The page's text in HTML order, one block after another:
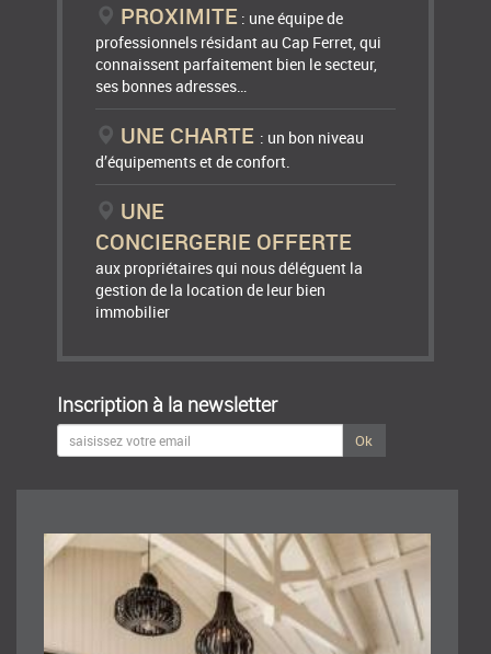
PROXIMITE : une équipe de
professionnels résidant au Cap Ferret, qui
connaissent parfaitement bien le secteur,
ses bonnes adresses…
UNE CHARTE : un bon niveau
d’équipements et de confort.
UNE
CONCIERGERIE OFFERTE
aux propriétaires qui nous déléguent la
gestion de la location de leur bien
immobilier
Inscription à la newsletter
Ok